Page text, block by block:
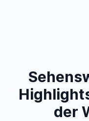
der